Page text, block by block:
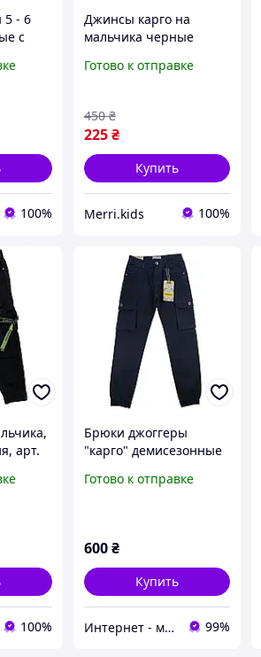
5 - 6
с
см
100%
Джинсы карго на
мальчика черные
штаны брюки
Готово к отправке
225₴
450 ₴
Купить
Merri.kids 100%
арт.
100%
Брюки джоггеры
"карго" демисезонные
Готово к отправке
600₴
Купить
Интернет - магазин "Dendy" 99%